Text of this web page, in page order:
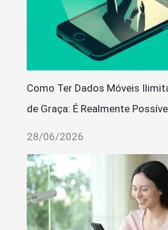
Como Ter Dados Móveis
de Graça: É Realmente
28/06/2026